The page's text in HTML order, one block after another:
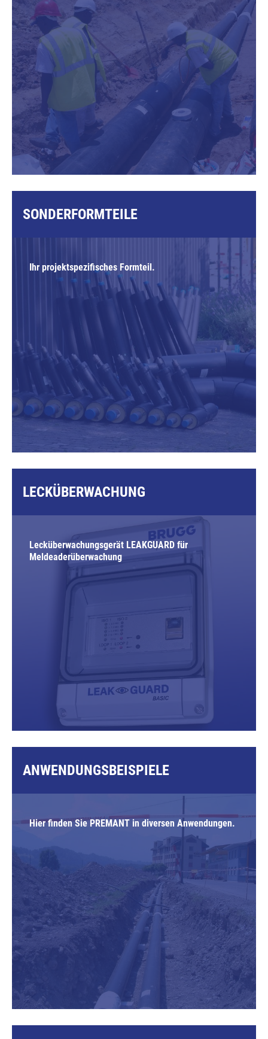
SONDERFORMTEILE
Ihr projektspezifisches Formteil.
LECKÜBERWACHUNG
Lecküberwachungsgerät LEAKGUARD für
Meldeaderüberwachung
ANWENDUNGSBEISPIELE
Hier finden Sie PREMANT in diversen Anwendungen.